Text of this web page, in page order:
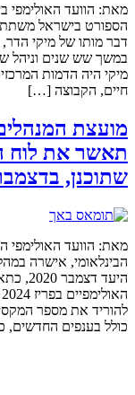
מאת: הוועד האולימפי
הספורט בישראל
דבר מותו של מיקי
מיקי היה הדמות
חיים, הקבוצה […]
מועצת
שתוכנן,
מאת: הוועד האולימפי
הבינלאומי, אישרה
היעד
להוריד את מספר
כולל בענפים